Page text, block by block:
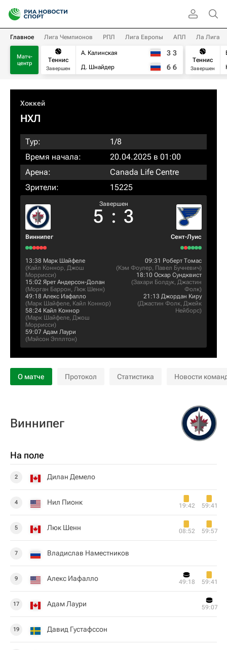
Главное Лига Чемпионов РПЛ Лига Европы АПЛ Ла Лига
Матч-
центр
Теннис
Завершен
А. Калинская
Д. Шнайдер
3 3
6 6
Теннис
Завершен
Хоккей
НХЛ
Тур:
1/8
Время начала:
20.04.2025 в 01:00
Арена:
Canada Life Centre
Зрители:
15225
Виннипег
Завершен
5 : 3
Сент-Луис
13:38 Марк Шайфеле
(Кайл Коннор, Джош
Моррисси)
15:02 Ярет Андерсон-Долан
(Морган Баррон, Люк Шенн)
49:18 Алекс Иафалло
(Марк Шайфеле, Кайл Коннор)
58:24 Кайл Коннор
(Марк Шайфеле, Джош
Моррисси)
59:07 Адам Лаури
(Мэйсон Эпплтон)
09:31 Роберт Томас
(Кэм Фоулер, Павел Бучневич)
18:10 Оскар Сундквист
(Захари Болдук, Джастин
Фолк)
21:13 Джордан Киру
(Джастин Фолк, Джейк
Нейборс)
О матче Протокол Статистика Новости
Виннипег
На поле
2 Дилан Демело
4 Нил Пионк 19:42 59:41
5 Люк Шенн 08:52 59:57
7 Владислав Наместников
9 Алекс Иафалло 49:18 59:41
17 Адам Лаури 59:07
19 Давид Густафссон